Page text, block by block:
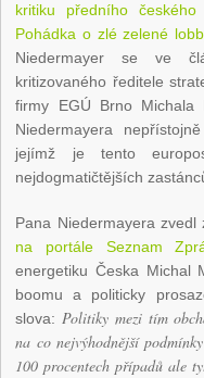
kritiku předního
Pohádka o zlé zelené
Niedermayer se ve
kritizovaného ředitele
firmy EGÚ Brno Michala
Niedermayera
jejímž je tento
nejdogmatičtějších
Pana Niedermayera
na portále Seznam
energetiku Česka Michal
boomu a politicky
slova:Politiky mezi tím
na co nejvýhodnější
100 procentech případů ale